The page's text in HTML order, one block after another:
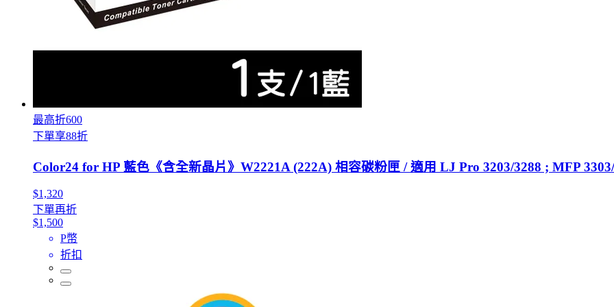
最高折600
下單享88折
Color24 for HP 藍色《含全新晶片》W2221A (222A) 相容碳粉匣 / 適用 LJ Pro 3203/3288 ; MFP
$1,320
下單再折
$1,500
P幣
折扣